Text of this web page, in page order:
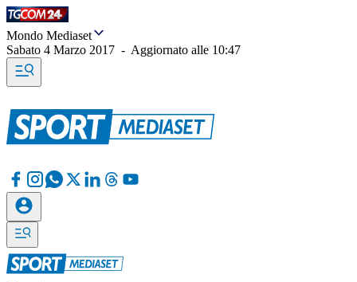
Mondo Mediaset
Sabato 4 Marzo 2017 - Aggiornato alle 10:47